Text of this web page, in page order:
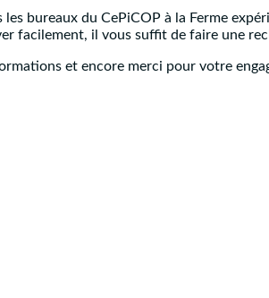
bureaux du CePiCOP à la Ferme
facilement, il vous suffit de faire une
et encore merci pour votre